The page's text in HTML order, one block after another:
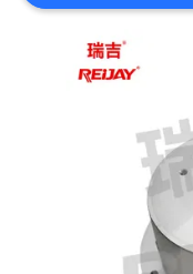
КАРТА
САЙТА